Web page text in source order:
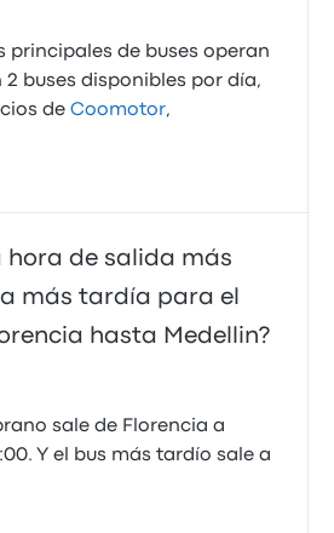
principales de buses operan
buses disponibles por día,
deCoomotor,
hora de salida más
más tardía para el
hasta Medellin?
sale de Florencia a
Y el bus más tardío sale a